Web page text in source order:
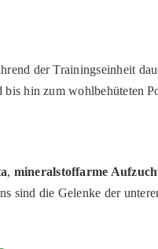
der Trainingseinheit
hin zum wohlbehüteten
, mineralstoffarme
sind die Gelenke der